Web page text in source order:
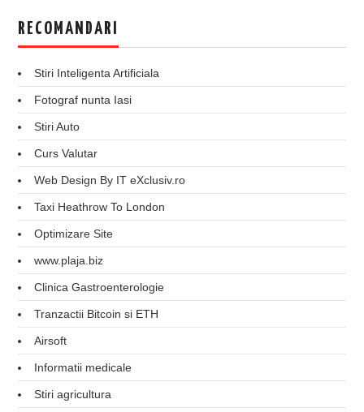
RECOMANDARI
Stiri Inteligenta Artificiala
Fotograf nunta Iasi
Stiri Auto
Curs Valutar
Web Design By IT eXclusiv.ro
Taxi Heathrow To London
Optimizare Site
www.plaja.biz
Clinica Gastroenterologie
Tranzactii Bitcoin si ETH
Airsoft
Informatii medicale
Stiri agricultura